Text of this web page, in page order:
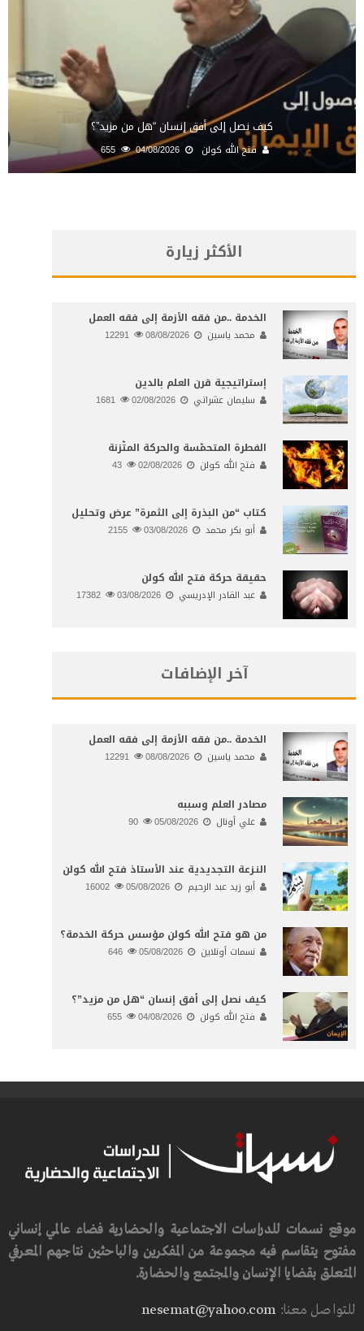
كيف نصل إلى أفق إنسان “هل من مزيد”؟
فتح الله كولن 04/08/2026
الأكثر زيارة
الخدمة ..من فقه الأزمة إلى فقه العمل
محمد ياسين 08/08/2026
إستراتيجية قرن العلم بالدين
سليمان عشراتي 02/08/2026
الفطرة المتحمّسة والحركة المتّزنة
فتح الله كولن 02/08/2026
كتاب “من البذرة إلى الثمرة” عرض وتحليل
أبو بكر محمد 03/08/2026
حقيقة حركة فتح الله كولن
عبد القادر الإدريسي 03/08/2026
آخر الإضافات
الخدمة ..من فقه الأزمة إلى فقه العمل
محمد ياسين 08/08/2026
مصادر العلم وسببه
علي أونال 05/08/2026
النـزعة التجديدية عند الأستاذ فتح الله كولن
أبو زيد عبد الرحيم 05/08/2026
من هو فتح الله كولن مؤسس حركة الخدمة؟
نسمات أونلاين 05/08/2026
كيف نصل إلى أفق إنسان “هل من مزيد”؟
فتح الله كولن 04/08/2026
موقع نسمات للدراسات الاجتماعية والحضارية فضاء عالمي إنساني
مفتوح يتقاسم فيه مجموعة من المفكرين والباحثين نتاجهم المعرفي
المتعلق بقضايا الإنسان والمجتمع والحضارة.
للتواصل معنا:nesemat@yahoo.com